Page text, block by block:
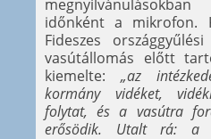
időnként a mikrofon.
Fideszes
vasútállomás előtt
kiemelte: „az
kormány vidéket,
folytat, és a vasútra
erősödik. Utalt rá: a